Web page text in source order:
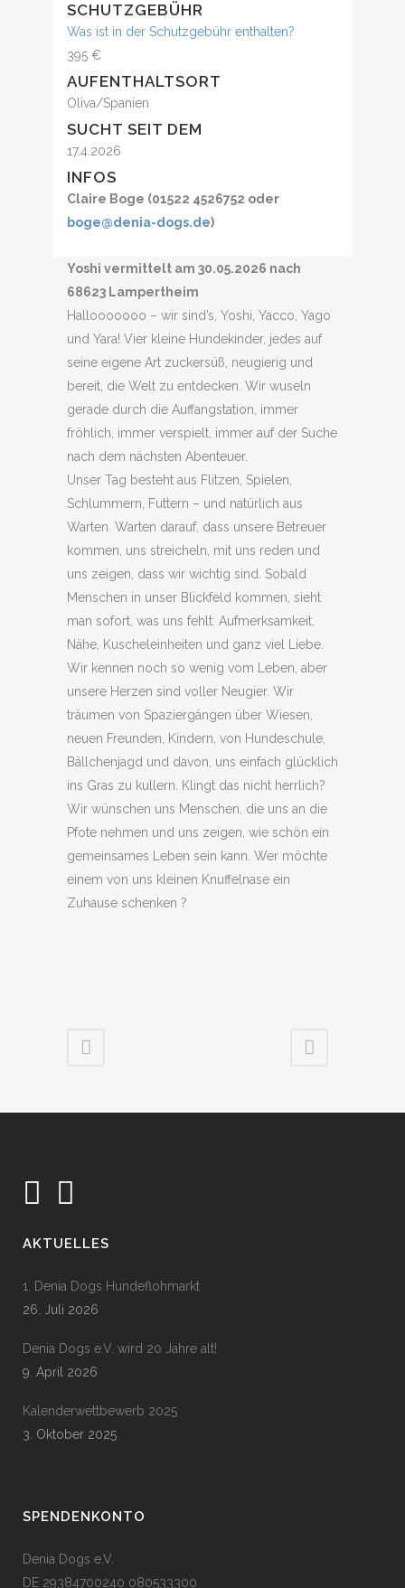
SCHUTZGEBÜHR
Was ist in der Schutzgebühr enthalten?
395 €
AUFENTHALTSORT
Oliva/Spanien
SUCHT SEIT DEM
17.4.2026
INFOS
Claire Boge (01522 4526752 oder
boge@denia-dogs.de)
Yoshi vermittelt am 30.05.2026 nach
68623 Lampertheim
Hallooooooo – wir sind’s, Yoshi, Yacco, Yago
und Yara! Vier kleine Hundekinder, jedes auf
seine eigene Art zuckersüß, neugierig und
bereit, die Welt zu entdecken. Wir wuseln
gerade durch die Auffangstation, immer
fröhlich, immer verspielt, immer auf der Suche
nach dem nächsten Abenteuer.
Unser Tag besteht aus Flitzen, Spielen,
Schlummern, Futtern – und natürlich aus
Warten. Warten darauf, dass unsere Betreuer
kommen, uns streicheln, mit uns reden und
uns zeigen, dass wir wichtig sind. Sobald
Menschen in unser Blickfeld kommen, sieht
man sofort, was uns fehlt: Aufmerksamkeit,
Nähe, Kuscheleinheiten und ganz viel Liebe.
Wir kennen noch so wenig vom Leben, aber
unsere Herzen sind voller Neugier. Wir
träumen von Spaziergängen über Wiesen,
neuen Freunden, Kindern, von Hundeschule,
Bällchenjagd und davon, uns einfach glücklich
ins Gras zu kullern. Klingt das nicht herrlich?
Wir wünschen uns Menschen, die uns an die
Pfote nehmen und uns zeigen, wie schön ein
gemeinsames Leben sein kann. Wer möchte
einem von uns kleinen Knuffelnase ein
Zuhause schenken ?
AKTUELLES
1. Denia Dogs Hundeflohmarkt
26. Juli 2026
Denia Dogs e.V. wird 20 Jahre alt!
9. April 2026
Kalenderwettbewerb 2025
3. Oktober 2025
SPENDENKONTO
Denia Dogs e.V.
DE 29384700240 080533300